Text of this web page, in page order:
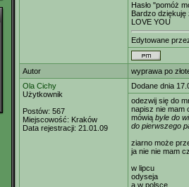
Hasło "pomóż
Bardzo dziękuję
LOVE YOU
Edytowane
Autor
wyprawa po
Ola Cichy
Użytkownik
Postów: 567
Miejscowość: Kraków
Data rejestracji: 21.01.09
Dodane dnia
odezwij się do
napisz nie mam
mówią byle do
do pierwszego
ziarno może
ja nie nie mam
w lipcu
odyseja
a w polsce